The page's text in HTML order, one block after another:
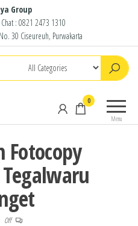
Group
: 0821 2473 1310
30 Ciseureuh, Purwakarta
Menu
0
Fotocopy
Off